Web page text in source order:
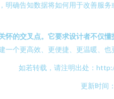
确告知数据将如何用于改善服务
的交叉点。它要求设计者不仅
个更高效、更便捷、更温暖、
如若转载，请注明出处：
更新时间